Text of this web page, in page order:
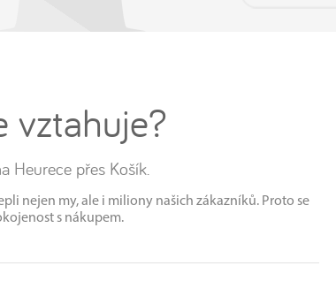
vztahuje?
Heurece přes Košík.
nejen my, ale i miliony našich zákazníků. Proto se
s nákupem.